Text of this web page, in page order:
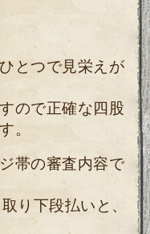
とつで見栄えが
ので正確な四股
。
帯の審査内容で
り下段払いと、